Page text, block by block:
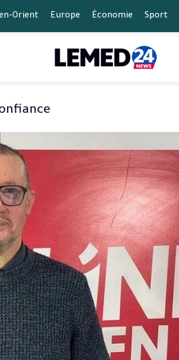
Orient Europe Économie Sport